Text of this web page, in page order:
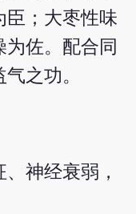
臣；大枣性味
佐。配合同
之功。
神经衰弱，